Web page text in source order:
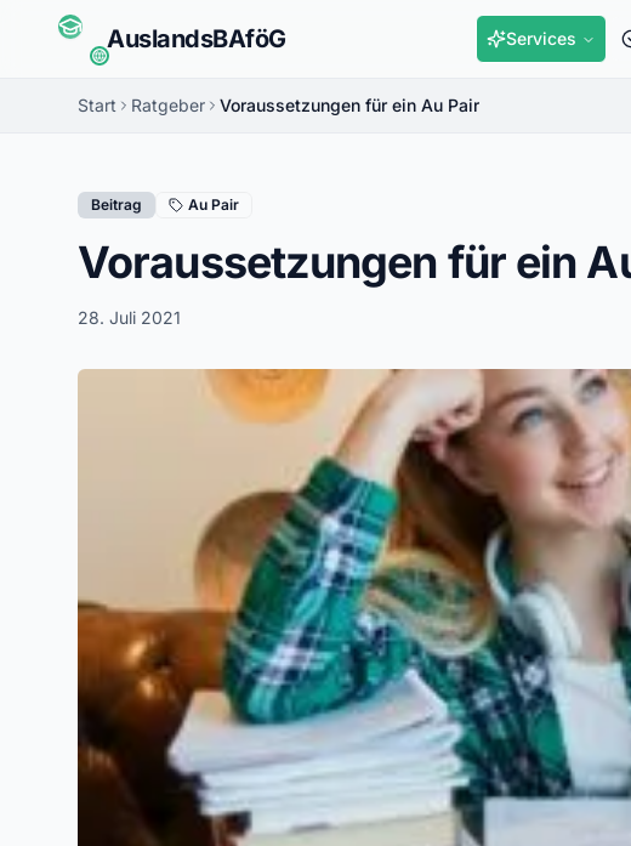
AuslandsBAföG Services
Start Ratgeber Voraussetzungen für ein Au Pair
Beitrag Au Pair
Voraussetzungen für ein
28. Juli 2021